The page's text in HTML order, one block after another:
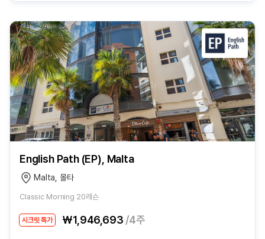
English Path (EP), Malta
Malta, 몰타
Classic Morning 20레슨
시크릿 특가 ₩1,946,693 /4주